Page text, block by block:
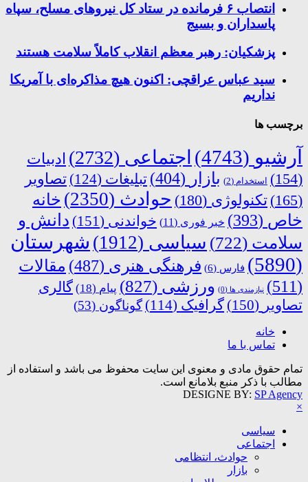
انتصاب ۶ فرمانده در ستاد کل نیروهای مسلح، سپاه
پاسداران و بسیج
پزشکیان: رهبر معظم انقلاب کاملاً سلامت هستند
سید عباس عراقچی: اکنون هیچ مذاکره‌ای با آمریکا
نداریم
برچسب ها
آرشیو (4743) اجتماعی (2732)
ادبیات
(154)
استخدام (2) بازار (404) تبلیغات (124)
تصاویر
(165)
تکنولوژی (180) حوادث (2350)
خانه
خاص (393) خبر فوری (11) خواندنی (151)
دانش و
سلامت (722) سیاسی (1912)
شهرستان
(5890)
فارس (6) فرهنگی هنری (487)
مقالات
(511)
نیازمندی ها (0) ورزشی (827) پیام (18)
گالری
تصاویر (150) گرافیک (114) گوناگون (53)
خانه
تماس با ما
تمام حقوق مادی و معنوی این سایت محفوظ می باشد و استفاده از
مطالب با ذکر منبع بلامانع است.
DESIGNE BY: SP Agency
×
سیاسی
اجتماعی
حوادث، انتظامی
بازار